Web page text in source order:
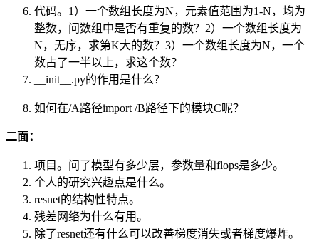
代码。1）一个数组长度为N，元素值范围为1-N，均为
整数，问数组中是否有重复的数？2）一个数组长度为
N，无序，求第K大的数？3）一个数组长度为N，一个
数占了一半以上，求这个数？
__init__.py的作用是什么？
如何在/A路径import /B路径下的模块C呢？
二面：
项目。问了模型有多少层，参数量和flops是多少。
个人的研究兴趣点是什么。
resnet的结构性特点。
残差网络为什么有用。
除了resnet还有什么可以改善梯度消失或者梯度爆炸。